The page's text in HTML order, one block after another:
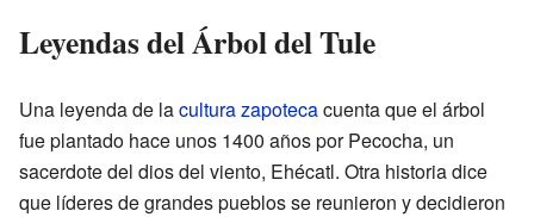
Leyendas del Árbol del Tule
Una leyenda de lacultura zapotecacuenta que el árbol
fue plantado hace unos 1400 años por Pecocha, un
sacerdote del dios del viento, Ehécatl. Otra historia dice
que líderes de grandes pueblos se reunieron y decidieron